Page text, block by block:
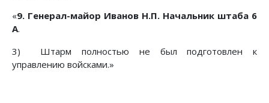
«9. Генерал-майор Иванов Н.П. Начальник штаба 6
А.
3) Штарм полностью не был подготовлен к
управлению войсками.»